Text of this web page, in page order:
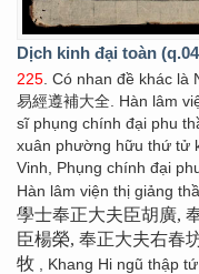
Dịch kinh đại toàn
225 . Có nhan đề khác
易經遵補大全. Hàn lâm
sĩ phụng chính đại phu
xuân phường hữu thứ tử
Vinh, Phụng chính đại
Hàn lâm viện thị giảng
學士奉正大夫臣胡廣,
臣楊榮, 奉正大夫右春
牧 , Khang Hi ngũ thập